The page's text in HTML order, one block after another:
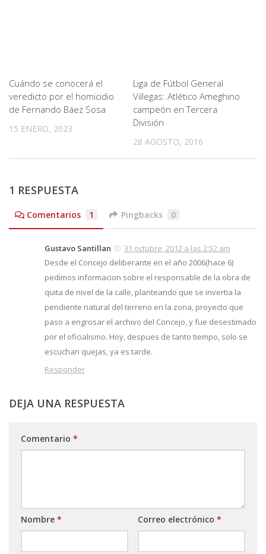
Cuándo se conocerá el
veredicto por el homicidio
de Fernando Báez Sosa
15 ENERO, 2023
Liga de Fútbol General
Villegas: Atlético Ameghino
campeón en Tercera
División
28 AGOSTO, 2016
1 RESPUESTA
Comentarios 1 Pingbacks 0
Gustavo Santillan
31 octubre, 2012 a las 2:52 am
Desde el Concejo deliberante en el año 2006(hace 6)
pedimos informacion sobre el responsable de la obra de
quita de nivel de la calle, planteando que se invertia la
pendiente natural del terreno en la zona, proyecto que
paso a engrosar el archivo del Concejo, y fue desestimado
por el oficialismo. Hoy, despues de tanto tiempo, solo se
escuchan quejas, ya es tarde.
Responder
DEJA UNA RESPUESTA
Comentario *
Nombre * Correo electrónico *